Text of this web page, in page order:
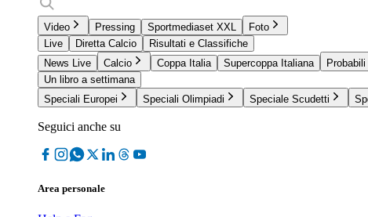
Video Pressing Sportmediaset XXL
Foto
Live
Diretta Calcio
Risultati e Classifiche
News Live
Calcio Coppa Italia Supercoppa Italiana
Un libro a settimana
Speciali Europei
Speciali Olimpiadi Speciale Scudetti
Seguici anche su
Area personale